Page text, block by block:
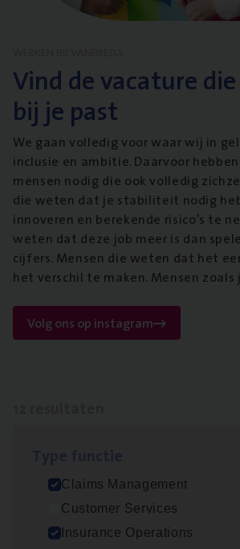
Vind de vacature
bij je past
We gaan volledig voor waar wij in
inclusie en ambitie. Daarvoor
mensen nodig die ook volledig
die weten dat je stabiliteit nodig
innoveren en berekende risico’s te
weten dat deze job meer is dan
cijfers. Mensen die weten dat het
het verschil te maken. Mensen zoals
Volg ons op instagram
Claims Management
Customer Services
Insurance Operations
(Agi­le)ITPro­ject Manager
IT, Change & Innovation
Antwerpen